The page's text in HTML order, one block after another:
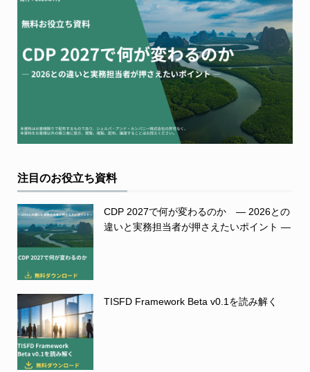
注目のお役立ち資料
CDP 2027で何が変わるのか ― 2026との
違いと実務担当者が押さえたいポイント ―
TISFD Framework Beta v0.1を読み解く